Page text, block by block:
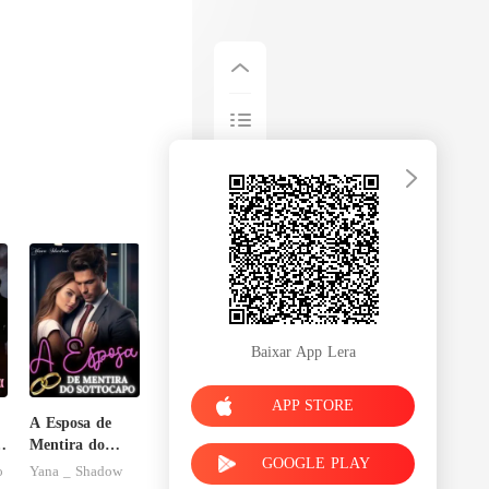
A Esposa de
Mentira do
Sottocapo
Yana _ Shadow
Baixar App Lera
APP STORE
GOOGLE PLAY